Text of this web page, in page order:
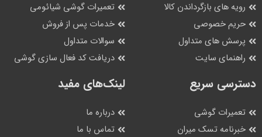
رویه های بازگرداندن کالا
حریم خصوصی
پرسش های متداول
راهنمای سایت
تعمیرات گوشی شیائومی
خدمات پس از فروش
سوالات متداول
دریافت کد فعال سازی گوشی
دسترسی سریع
تعمیرات گوشی
خبرنامه تسک میران
لینک‌های مفید
درباره ما
تماس با ما